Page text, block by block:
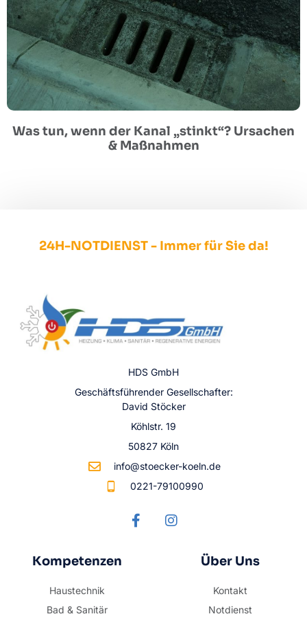
Was tun, wenn der Kanal „stinkt“? Ursachen
& Maßnahmen
24H-NOTDIENST - Immer für Sie da!
HDS GmbH
Geschäftsführender Gesellschafter:
David Stöcker
Köhlstr. 19
50827 Köln
info@stoecker-koeln.de
0221-79100990
Kompetenzen
Haustechnik
Bad & Sanitär
Über Uns
Kontakt
Notdienst